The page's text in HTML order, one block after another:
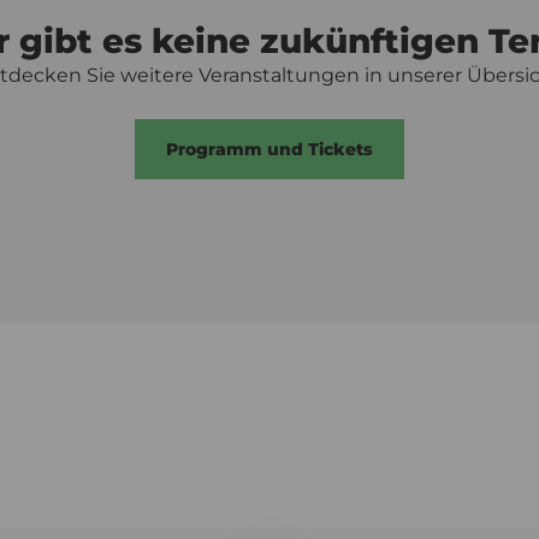
gibt es keine zukünftigen
Sie weitere Veranstaltungen in unserer
Programm und Tickets